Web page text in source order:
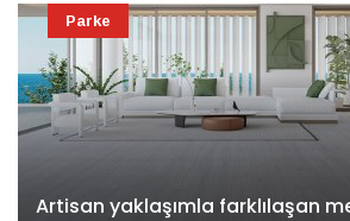
Artisan yaklaşımla farklılaşan
Parke